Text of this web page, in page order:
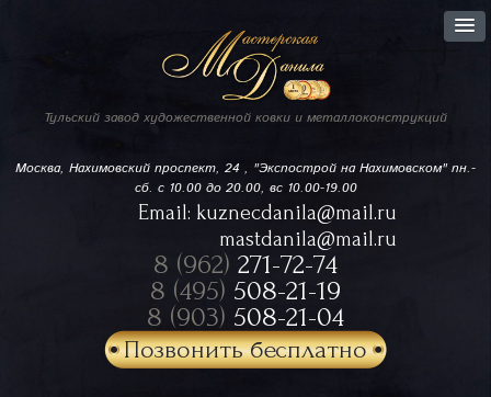
Тульский завод художественной ковки и металлоконструкций
Москва, Нахимовский проспект, 24 , "Экспострой на Нахимовском"пн.-
сб. с 10.00 до 20.00, вс 10.00-19.00
Email: kuznecdanila@mail.ru
mastdanila@mail.ru
8 (962) 271-72-74
8 (495) 508-21-19
8 (903) 508-21-04
Позвонить бесплатно